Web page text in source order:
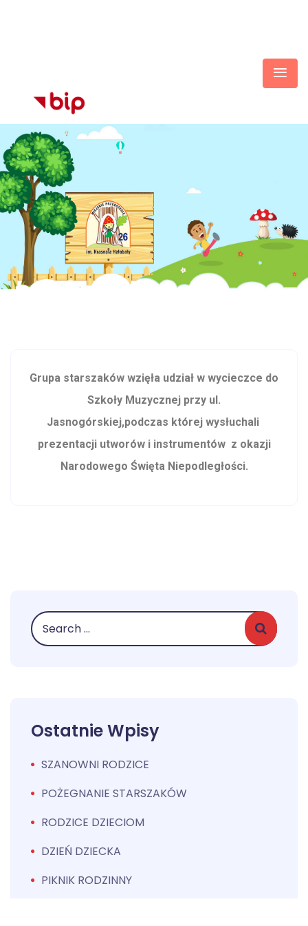
Grupa starszaków wzięła udział w wycieczce do
Szkoły Muzycznej przy ul.
Jasnogórskiej,podczas której wysłuchali
prezentacji utworów i instrumentów z okazji
Narodowego Święta Niepodległości.
Ostatnie Wpisy
SZANOWNI RODZICE
POŻEGNANIE STARSZAKÓW
RODZICE DZIECIOM
DZIEŃ DZIECKA
PIKNIK RODZINNY